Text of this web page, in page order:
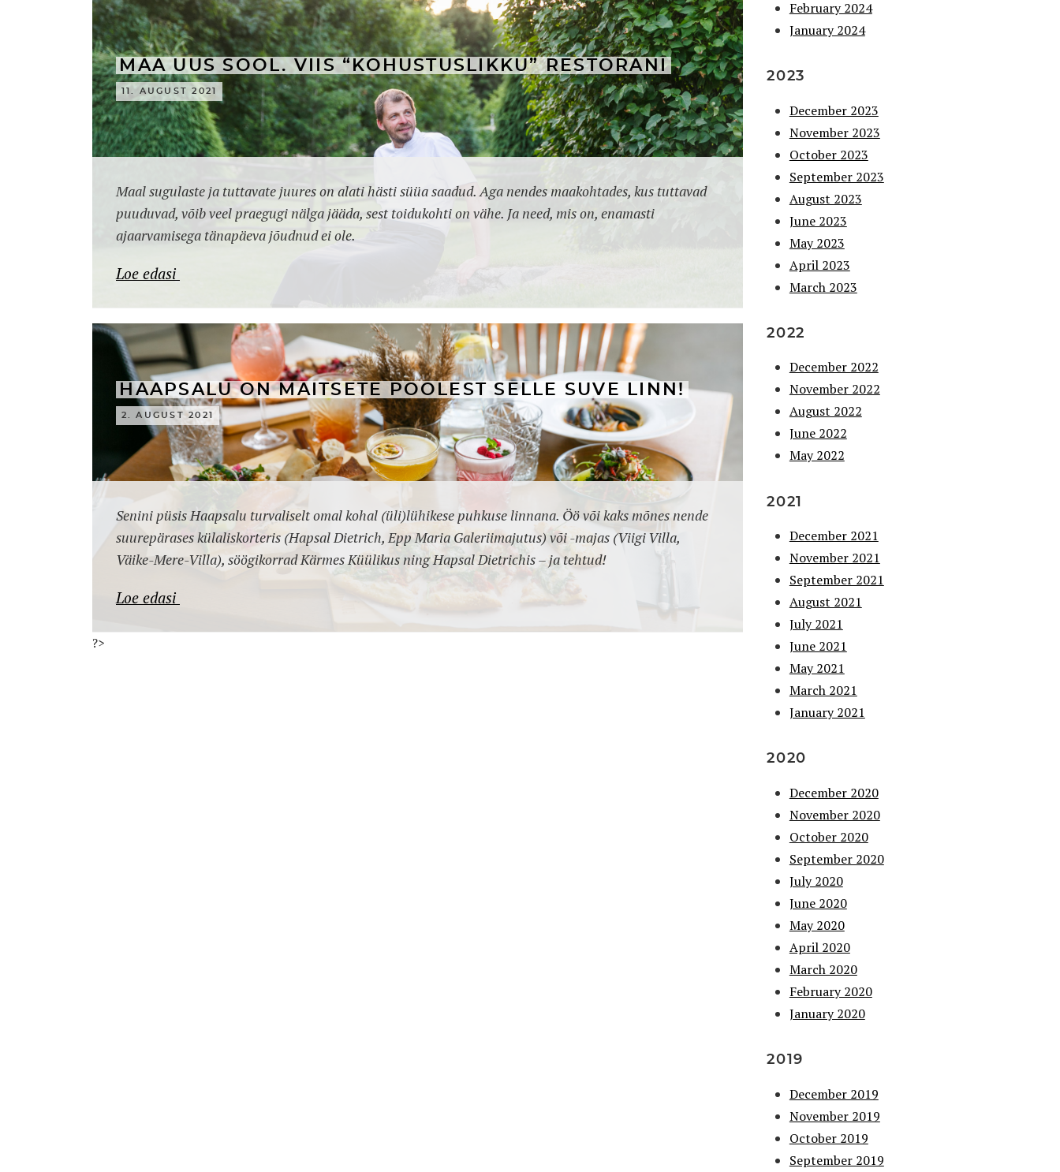
MAA UUS SOOL. VIIS “KOHUSTUSLIKKU” RESTORANI
11. AUGUST 2021
Maal sugulaste ja tuttavate juures on alati hästi süüa saadud. Aga nendes maakohtades, kus tuttavad
puuduvad, võib veel praegugi nälga jääda, sest toidukohti on vähe. Ja need, mis on, enamasti
ajaarvamisega tänapäeva jõudnud ei ole.
Loe edasi
HAAPSALU ON MAITSETE POOLEST SELLE SUVE LINN!
2. AUGUST 2021
Senini püsis Haapsalu turvaliselt omal kohal (üli)lühikese puhkuse linnana. Öö või kaks mõnes nende
suurepärases külaliskorteris (Hapsal Dietrich, Epp Maria Galeriimajutus) või -majas (Viigi Villa,
Väike-Mere-Villa), söögikorrad Kärmes Küülikus ning Hapsal Dietrichis – ja tehtud!
Loe edasi
?>
February 2024
January 2024
2023
December 2023
November 2023
October 2023
September 2023
August 2023
June 2023
May 2023
April 2023
March 2023
2022
December 2022
November 2022
August 2022
June 2022
May 2022
2021
December 2021
November 2021
September 2021
August 2021
July 2021
June 2021
May 2021
March 2021
January 2021
2020
December 2020
November 2020
October 2020
September 2020
July 2020
June 2020
May 2020
April 2020
March 2020
February 2020
January 2020
2019
December 2019
November 2019
October 2019
September 2019